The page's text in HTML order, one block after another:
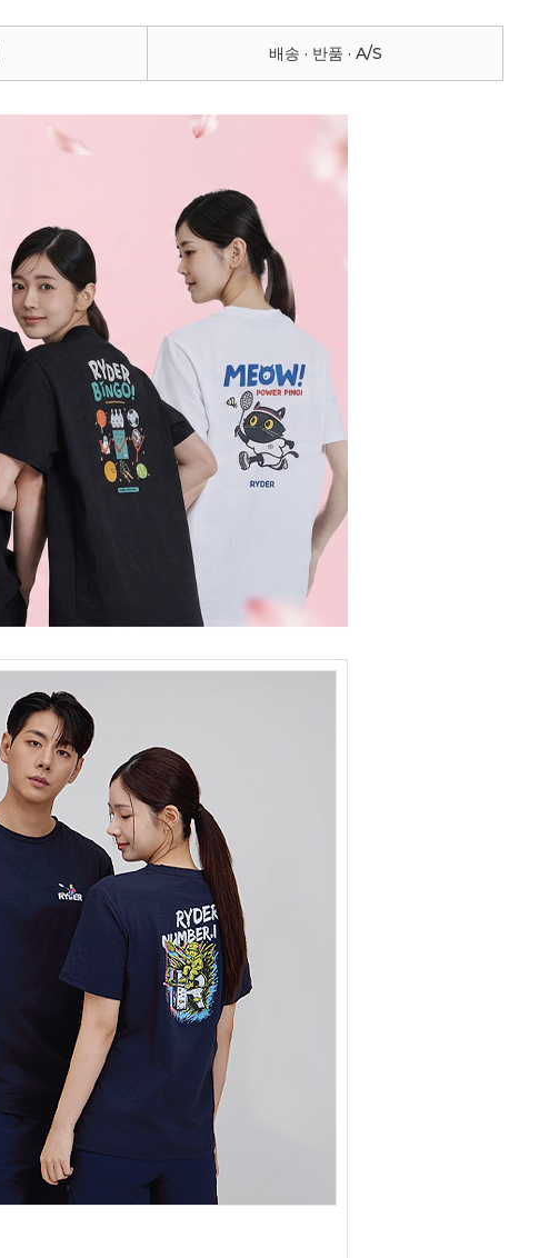
배송 · 반품 · A/S